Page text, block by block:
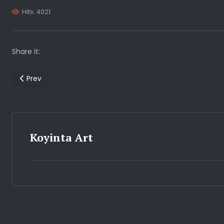
Hits: 4021
Share it:
Previous article: Νίκος Παπακώστας η σκηνοθεσία μου δίνει
Prev
Koyinta Art